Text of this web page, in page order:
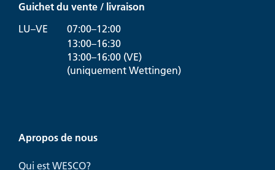
Guichet du vente / livraison
LU–VE
07:00–12:00
13:00–16:30
13:00–16:00 (VE)
(uniquement Wettingen)
Apropos de nous
Qui est WESCO?